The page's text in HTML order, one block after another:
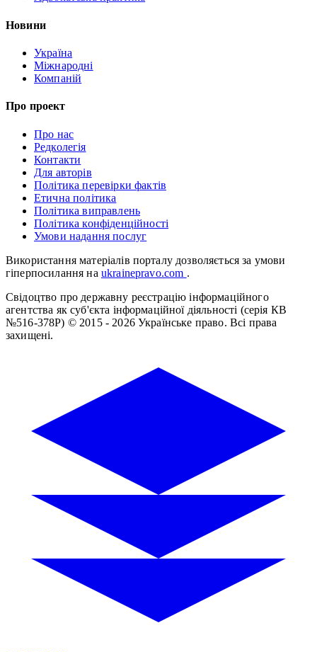
Новини
Україна
Міжнародні
Компаній
Про проект
Про нас
Редколегія
Контакти
Для авторів
Політика перевірки фактів
Етична політика
Політика виправлень
Політика конфіденційності
Умови надання послуг
Використання матеріалів порталу дозволяється за умови
гіперпосилання на ukrainepravo.com .
Свідоцтво про державну реєстрацію інформаційного
агентства як суб'єкта інформаційної діяльності (серія КВ
№516-378Р) © 2015 - 2026 Українське право. Всі права
захищені.